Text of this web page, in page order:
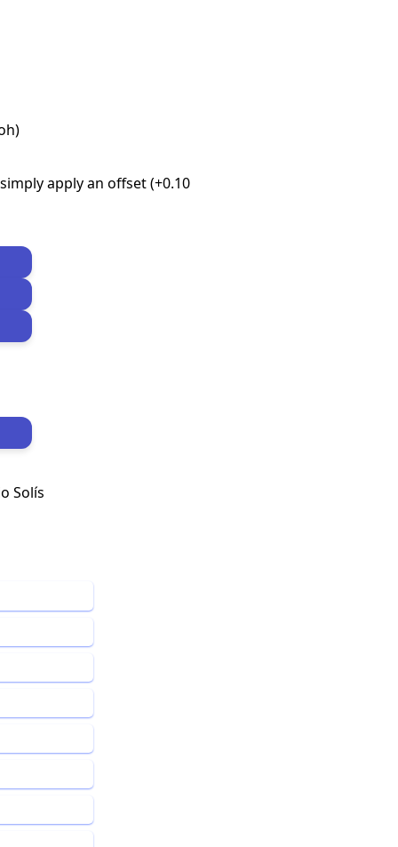
apply an offset (+0.10
Solís